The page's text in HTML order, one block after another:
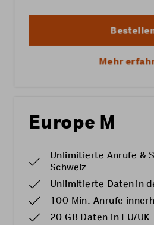
Mehr
Europe M
Unlimitierte Anrufe &
Schweiz
Unlimitierte Daten in
100 Min. Anrufe
20 GB Daten in EU/UK